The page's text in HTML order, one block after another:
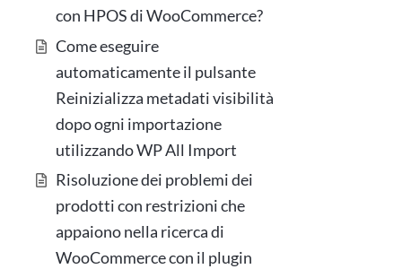
con HPOS di WooCommerce?
Come eseguire
automaticamente il pulsante
Reinizializza metadati visibilità
dopo ogni importazione
utilizzando WP All Import
Risoluzione dei problemi dei
prodotti con restrizioni che
appaiono nella ricerca di
WooCommerce con il plugin